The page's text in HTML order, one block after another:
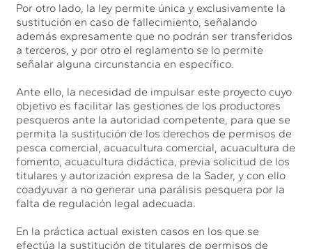
Por otro lado, la ley permite única y exclusivamente la
sustitución en caso de fallecimiento, señalando
además expresamente que no podrán ser transferidos
a terceros, y por otro el reglamento se lo permite
señalar alguna circunstancia en específico.
Ante ello, la necesidad de impulsar este proyecto cuyo
objetivo es facilitar las gestiones de los productores
pesqueros ante la autoridad competente, para que se
permita la sustitución de los derechos de permisos de
pesca comercial, acuacultura comercial, acuacultura de
fomento, acuacultura didáctica, previa solicitud de los
titulares y autorización expresa de la Sader, y con ello
coadyuvar a no generar una parálisis pesquera por la
falta de regulación legal adecuada.
En la práctica actual existen casos en los que se
efectúa la sustitución de titulares de permisos de